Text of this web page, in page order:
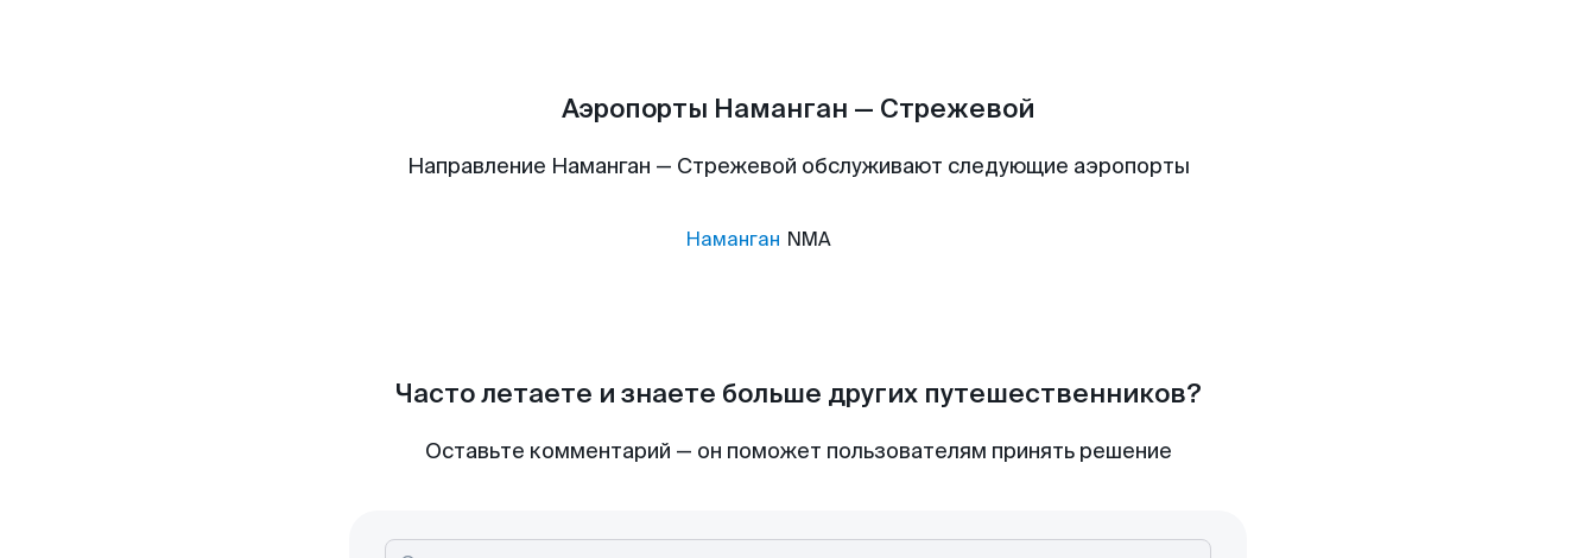
Аэропорты Наманган — Стрежевой
Направление Наманган — Стрежевой обслуживают следующие аэропорты
Наманган NMA
Часто летаете и знаете больше других путешественников?
Оставьте комментарий — он поможет пользователям принять решение